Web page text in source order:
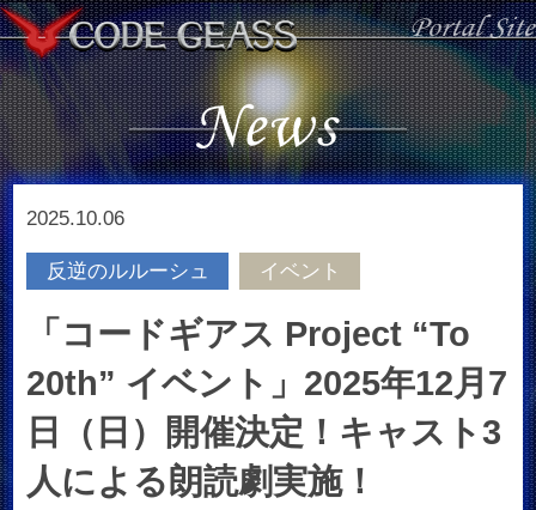
2025.10.06
反逆のルルーシュ イベント
「コードギアス Project “To
20th” イベント」2025年12月7
日（日）開催決定！キャスト3
人による朗読劇実施！